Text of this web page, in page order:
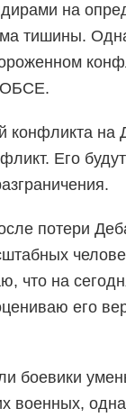
на
тишины.
ОБСЕ.
конфликта на
Его
потери
что на
его
боевики
военных,